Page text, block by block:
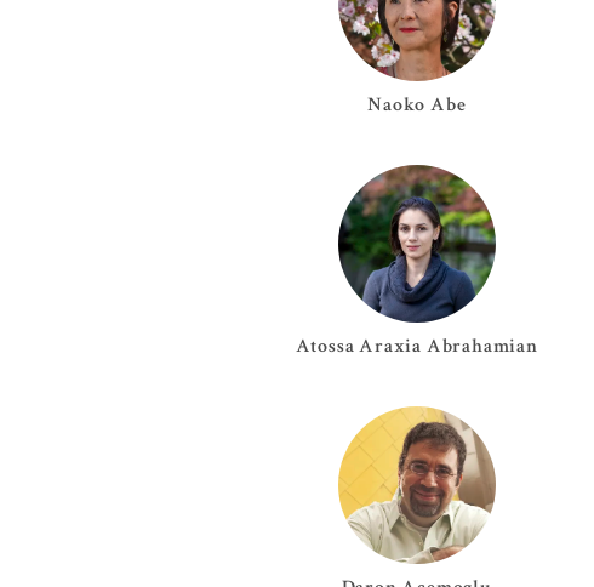
Naoko Abe
Atossa Araxia Abrahamian